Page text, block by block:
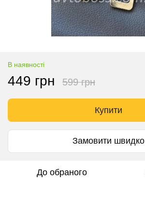
В наявності
449 грн 599 грн
Купити
Замовити швидко
До обраного